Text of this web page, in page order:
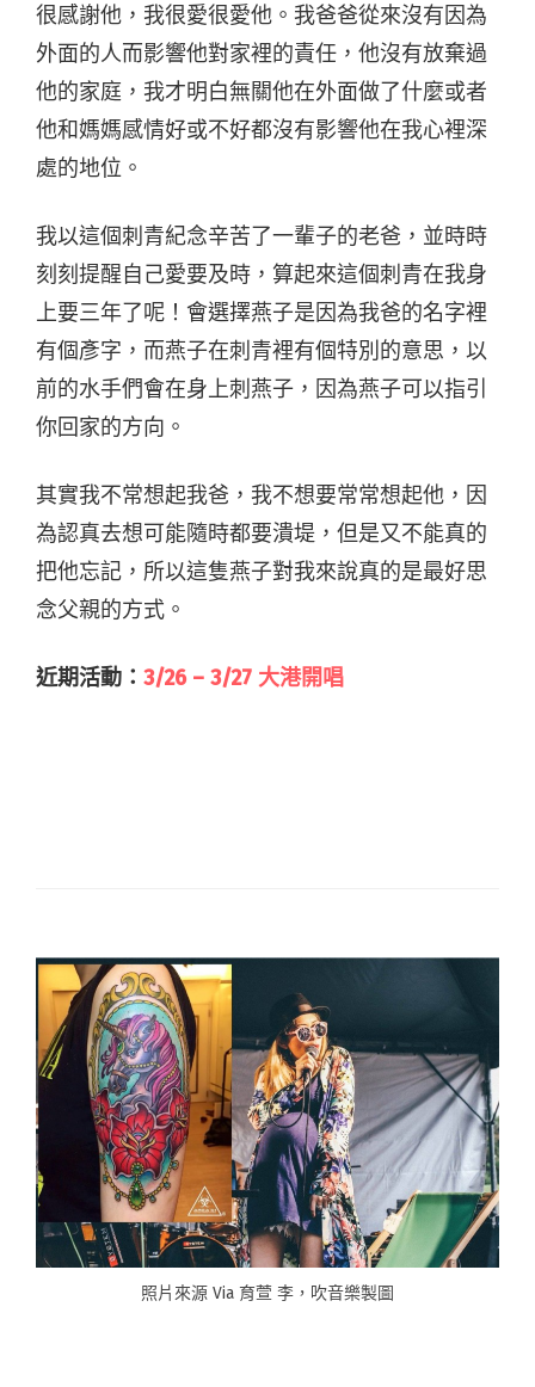
很感謝他，我很愛很愛他。我爸爸從來沒有因為
外面的人而影響他對家裡的責任，他沒有放棄過
他的家庭，我才明白無關他在外面做了什麼或者
他和媽媽感情好或不好都沒有影響他在我心裡深
處的地位。
我以這個刺青紀念辛苦了一輩子的老爸，並時時
刻刻提醒自己愛要及時，算起來這個刺青在我身
上要三年了呢！會選擇燕子是因為我爸的名字裡
有個彥字，而燕子在刺青裡有個特別的意思，以
前的水手們會在身上刺燕子，因為燕子可以指引
你回家的方向。
其實我不常想起我爸，我不想要常常想起他，因
為認真去想可能隨時都要潰堤，但是又不能真的
把他忘記，所以這隻燕子對我來說真的是最好思
念父親的方式。
近期活動： 3/26 – 3/27 大港開唱
照片來源 Via 育萱 李，吹音樂製圖